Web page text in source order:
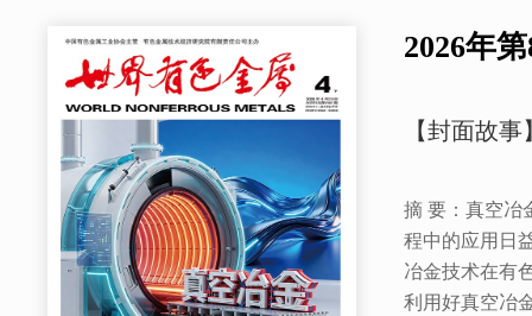
2026年
【封面故
摘 要：真空冶
程中的应用日
冶金技术在有
利用好真空冶